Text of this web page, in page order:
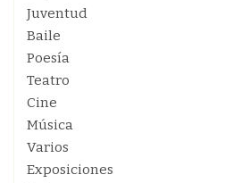
Juventud
Baile
Poesía
Teatro
Cine
Música
Varios
Exposiciones